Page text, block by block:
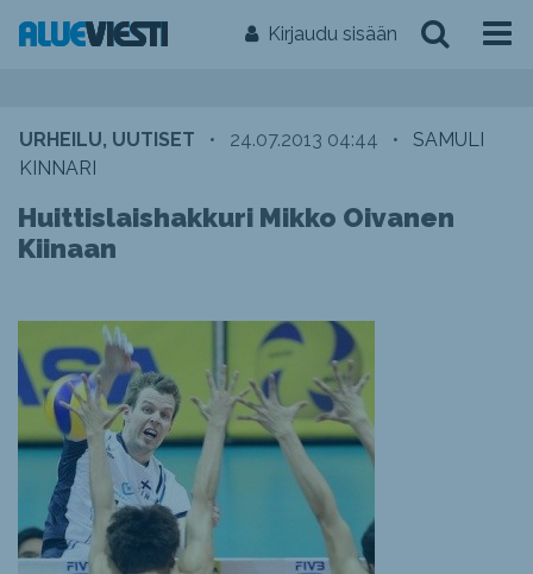
Kirjaudu sisään
URHEILU, UUTISET • 24.07.2013 04:44 •
SAMULI
KINNARI
Huittislaishakkuri Mikko Oivanen
Kiinaan